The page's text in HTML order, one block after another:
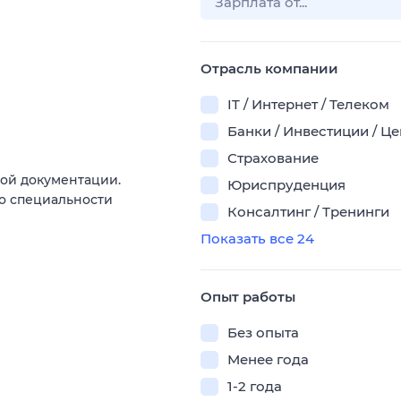
документации.
специальности
Отрасль компании
IT / Интернет / Телеком
Банки / Инвестиции /
Страхование
Юриспруденция
Консалтинг / Тренинги
Показать все 24
Опыт работы
Без опыта
Менее года
1-2 года